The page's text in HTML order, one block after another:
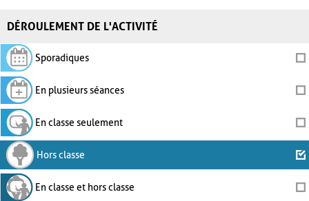
DÉROULEMENT DE L'ACTIVITÉ
Sporadiques
En plusieurs séances
En classe seulement
Hors classe
En classe et hors classe